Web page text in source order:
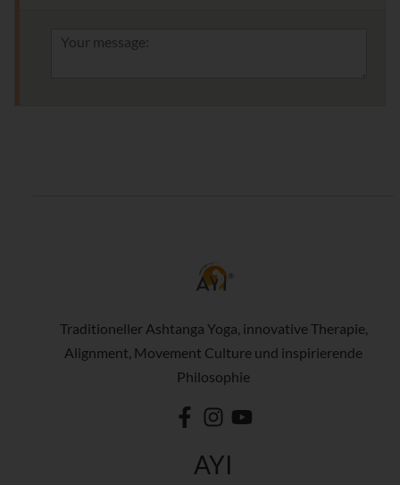
Traditioneller Ashtanga Yoga, innovative Therapie,
Alignment, Movement Culture und inspirierende
Philosophie
AYI